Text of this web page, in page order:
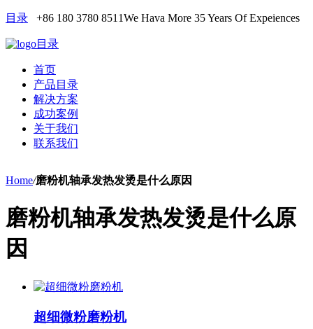
目录 +86 180 3780 8511We Hava More 35 Years Of Expeiences
目录
首页
产品目录
解决方案
成功案例
关于我们
联系我们
Home/磨粉机轴承发热发烫是什么原因
磨粉机轴承发热发烫是什么原
因
超细微粉磨粉机